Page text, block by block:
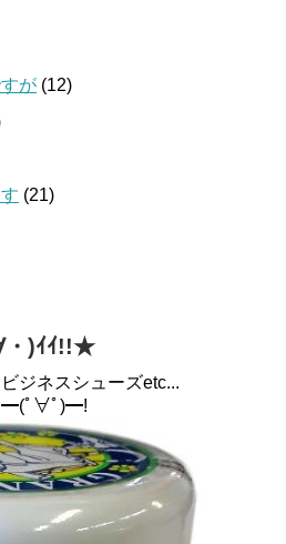
が (12)
(21)
・)ｲｲ!!★
ジネスシューズetc...
ﾀ━(ﾟ∀ﾟ)━!